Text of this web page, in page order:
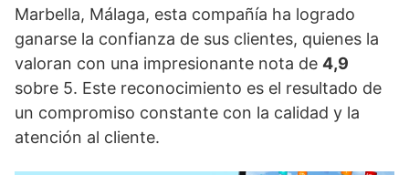
Marbella, Málaga, esta compañía ha logrado
ganarse la confianza de sus clientes, quienes la
valoran con una impresionante nota de 4,9
sobre 5. Este reconocimiento es el resultado de
un compromiso constante con la calidad y la
atención al cliente.